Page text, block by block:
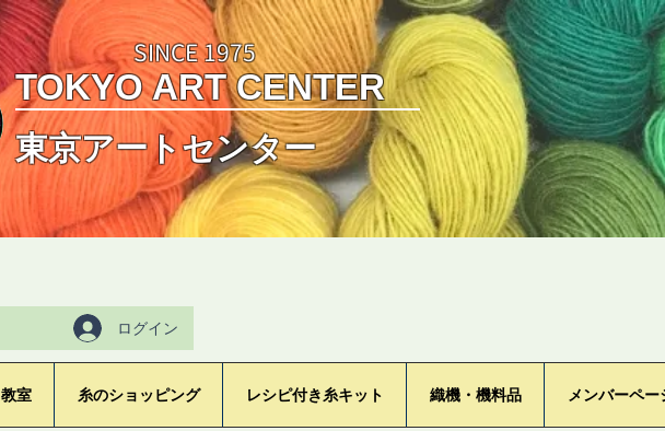
SINCE 1975
TOKYO ART CENTER
東京アートセンター
ログイン
教室 糸のショッピング レシピ付き糸キット 織機・機料品 メンバーペー